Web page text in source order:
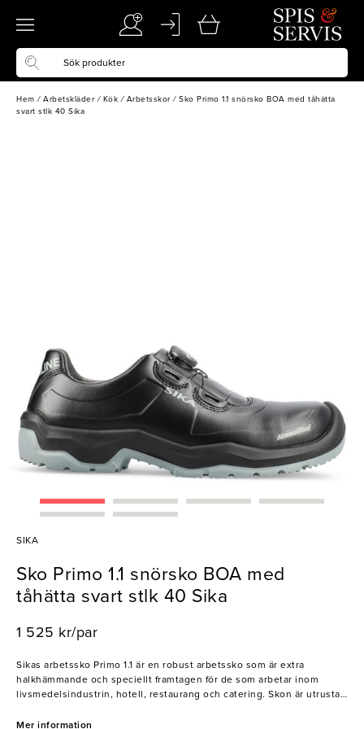
Hem / Arbetskläder / Kök / Arbetsskor / Sko Primo 1.1 snörsko BOA med tåhätta
svart stlk 40 Sika
SIKA
Sko Primo 1.1 snörsko BOA med
tåhätta svart stlk 40 Sika
1 525 kr/par
Sikas arbetssko Primo 1.1 är en robust arbetssko som är extra
halkhämmande och speciellt framtagen för de som arbetar inom
livsmedelsindustrin, hotell, restaurang och catering. Skon är utrustad
risken för halk- och vrickskador. Den är tillverkad i Permarir läder som
Mer information